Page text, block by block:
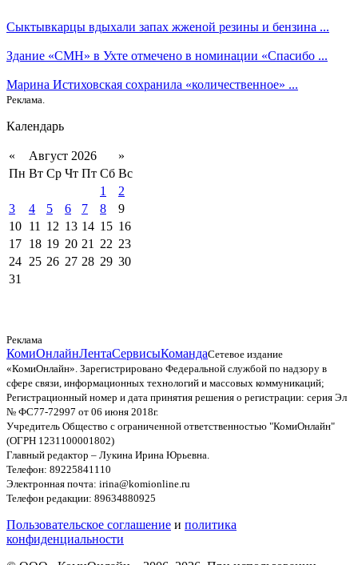
Сыктывкарцы вдыхали запах жженой резины и бензина ...
Здание «СМН» в Ухте отмечено в номинации «Спасибо ...
Марина Истиховская сохранила «количественное» ...
Реклама.
Календарь
« Август 2026
»
Пн Вт Ср Чт Пт Сб Вс
1
2
3
4 5 6 7 8
9
10 11 12 13 14 15 16
17 18 19 20 21 22 23
24 25 26 27 28 29 30
31
Реклама
КомиОнлайнЛентаСервисыКомандаСетевое издание
«КомиОнлайн». Зарегистрировано Федеральной службой по надзору в
сфере связи, информационных технологий и массовых коммуникаций;
Регистрационный номер и дата принятия решения о регистрации: серия Эл
№ ФС77-72997 от 06 июня 2018г.
Учредитель Общество с ограниченной ответственностью "КомиОнлайн"
(ОГРН 1231100001802)
Главный редактор – Лукина Ирина Юрьевна.
Телефон: 89225841110
Электронная почта: irina@komionline.ru
Телефон редакции: 89634880925
Пользовательское соглашение и политика
конфиденциальности